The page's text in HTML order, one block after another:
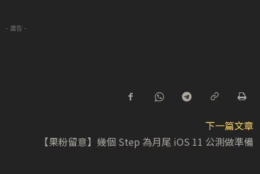
- 廣告 -
下一篇文章
【果粉留意】幾個 Step 為月尾 iOS 11 公測做準備